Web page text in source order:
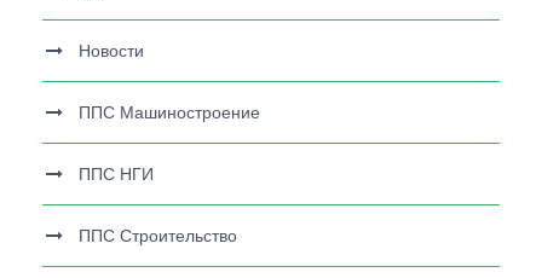
Новости
ППС Машиностроение
ППС НГИ
ППС Строительство